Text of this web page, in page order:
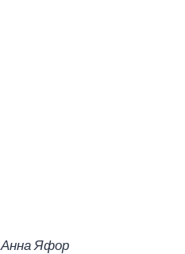
Анна Яфор